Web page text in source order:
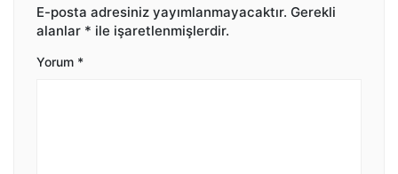
E-posta adresiniz yayımlanmayacaktır. Gerekli
alanlar * ile işaretlenmişlerdir.
Yorum *